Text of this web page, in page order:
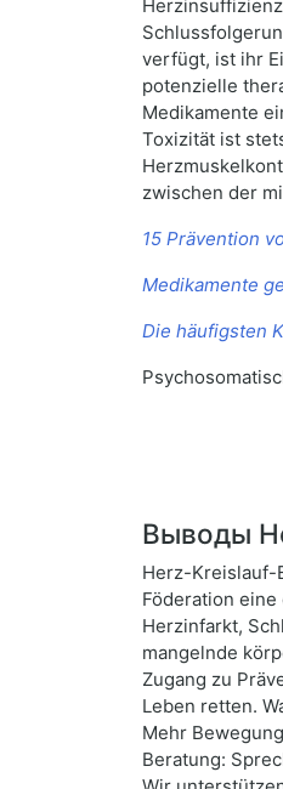
verfügt, ist ihr
potenzielle
Medikamente
Toxizität ist
zwischen der
15 Prävention
Medikamente
Die häufigsten
Выводы
Herz-Kreislauf-
Föderation
Herzinfarkt,
mangelnde
Zugang zu
Leben retten.
Mehr
Beratung: